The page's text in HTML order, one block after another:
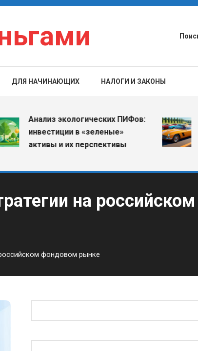
ДЛЯ НАЧИНАЮЩИХ НАЛОГИ И ЗАКОНЫ
Анализ экологических ПИФов:
инвестиции в «зеленые»
активы и их перспективы
на российском
фондовом рынке